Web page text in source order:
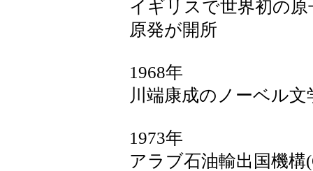
イギリスで世界初の
原発が開所
1968年
川端康成のノーベル
1973年
アラブ石油輸出国機構